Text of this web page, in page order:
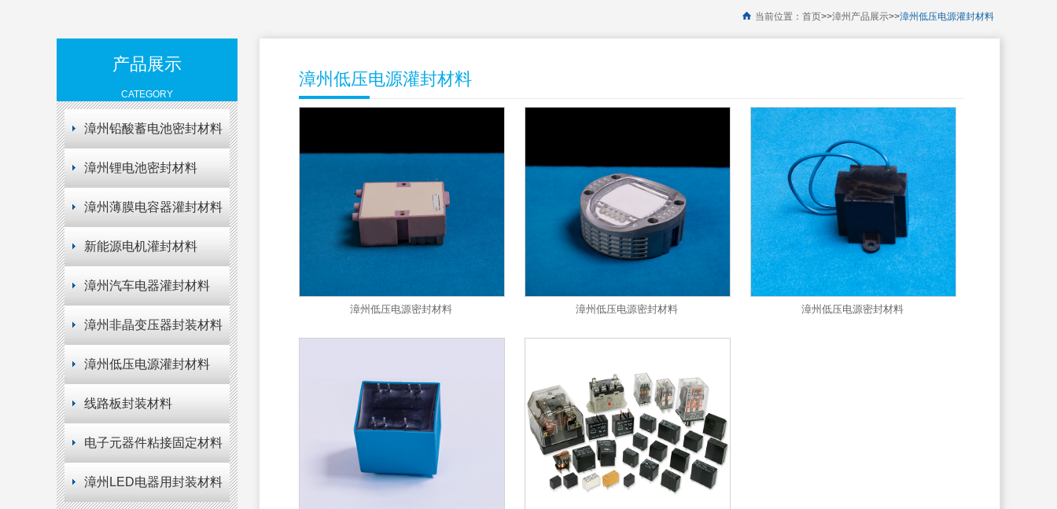
当前位置： 首页>>漳州产品展示>>漳州低压电源灌封材料
产品展示
CATEGORY
漳州铅酸蓄电池密封材料
漳州锂电池密封材料
漳州薄膜电容器灌封材料
新能源电机灌封材料
漳州汽车电器灌封材料
漳州非晶变压器封装材料
漳州低压电源灌封材料
线路板封装材料
电子元器件粘接固定材料
漳州LED电器用封装材料
漳州低压电源灌封材料
漳州低压电源密封材料 漳州低压电源密封材料 漳州低压电源密封材料